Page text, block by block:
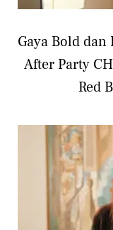
Gaya Bold dan
After Party
Red